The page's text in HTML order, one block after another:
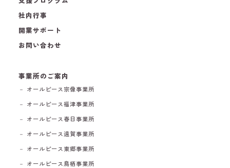
社内行事
開業サポート
お問い合わせ
事業所のご案内
－ オールピース宗像事業所
－ オールピース福津事業所
－ オールピース春日事業所
－ オールピース遠賀事業所
－ オールピース東郷事業所
－ オールピース鳥栖事業所